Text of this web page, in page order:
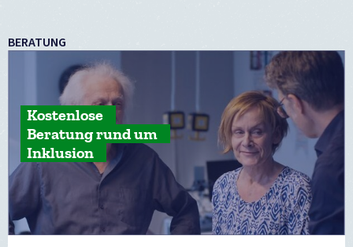
BERATUNG
Kostenlose
Beratung rund um
Inklusion